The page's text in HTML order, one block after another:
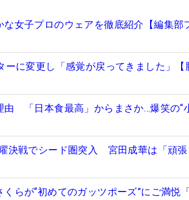
女子プロのウェアを徹底紹介【編集部
に変更し「感覚が戻ってきました」【
由 「日本食最高」からまさか…爆笑の“
決戦でシード圏突入 宮田成華は「頑
らが“初めてのガッツポーズ”にご満悦